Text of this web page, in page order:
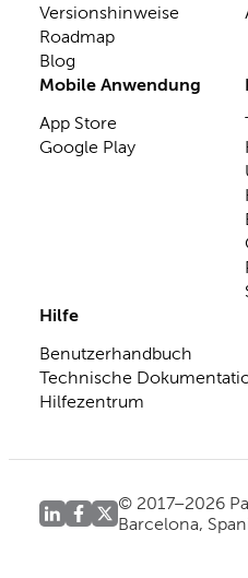
Versionshinweise
Roadmap
Blog
Mobile Anwendung
App Store
Google Play
Hilfe
Benutzerhandbuch
Technische
Hilfezentrum
© 2017–2026
Barcelona,